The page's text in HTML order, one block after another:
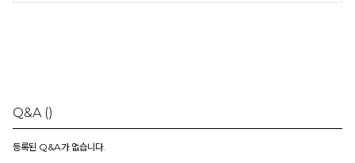
Q&A ()
등록된 Q&A가 없습니다.